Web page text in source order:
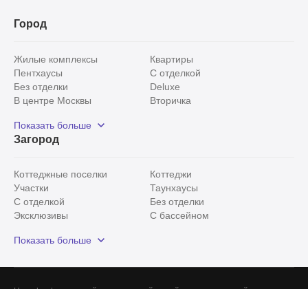
Город
Жилые комплексы
Квартиры
Пентхаусы
С отделкой
Без отделки
Deluxe
В центре Москвы
Вторичка
Рядом с парком
С панорамными окнами
Показать больше
Загород
Коттеджные поселки
Коттеджи
Участки
Таунхаусы
С отделкой
Без отделки
Эксклюзивы
С бассейном
Красногорский район
Показать больше